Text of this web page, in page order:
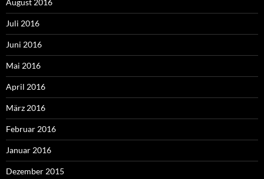
August 2016
Juli 2016
Juni 2016
Mai 2016
April 2016
März 2016
Februar 2016
Januar 2016
Dezember 2015